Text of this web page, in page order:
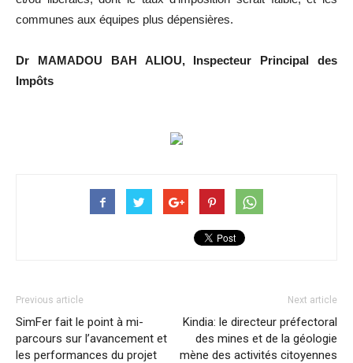
communes aux équipes plus dépensières.
Dr MAMADOU BAH ALIOU, Inspecteur Principal des
Impôts
Previous article
SimFer fait le point à mi-
parcours sur l’avancement et
les performances du projet
Next article
Kindia: le directeur préfectoral
des mines et de la géologie
mène des activités citoyennes